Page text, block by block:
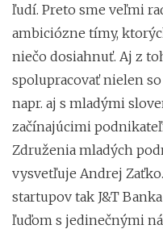
ľudí. Preto sme veľmi
ambiciózne tímy,
niečo dosiahnuť. Aj z
spolupracovať nielen
napr. aj s mladými
začínajúcimi
Združenia mladých
vysvetľuje Andrej
startupov tak J&T
ľuďom s jedinečnými